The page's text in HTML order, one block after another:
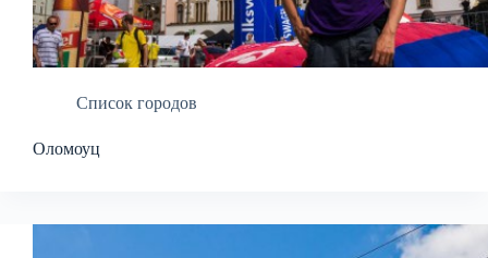
Список городов
Оломоуц